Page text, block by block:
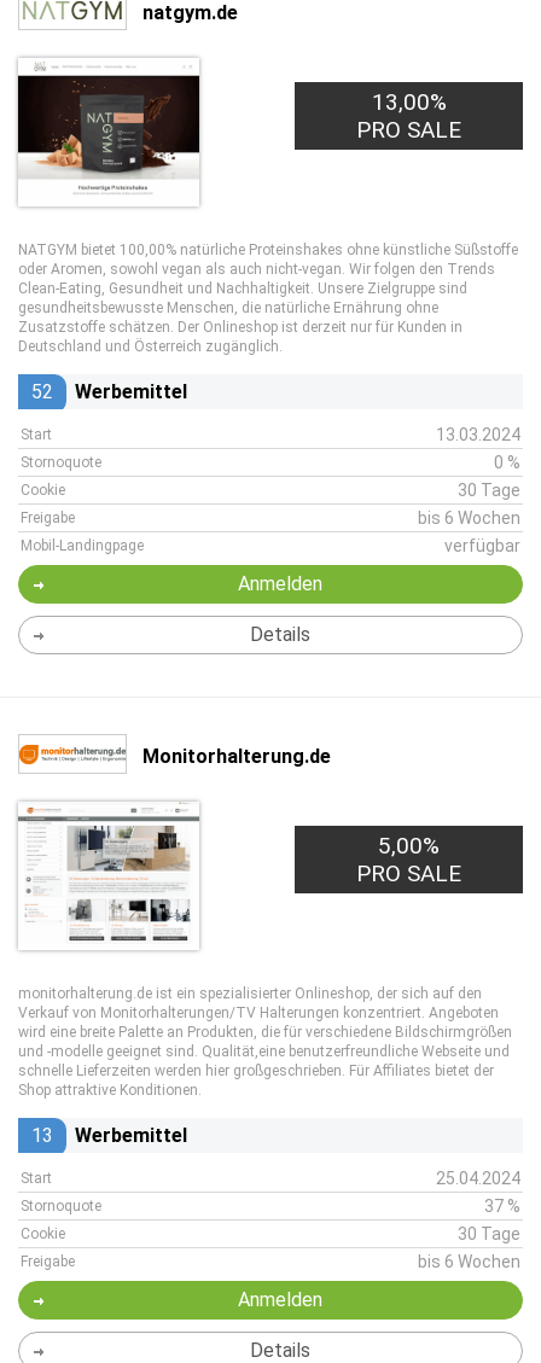
natgym.de
13,00%
PRO SALE
NATGYM bietet 100,00% natürliche Proteinshakes ohne künstliche Süßstoffe
oder Aromen, sowohl vegan als auch nicht-vegan. Wir folgen den Trends
Clean-Eating, Gesundheit und Nachhaltigkeit. Unsere Zielgruppe sind
gesundheitsbewusste Menschen, die natürliche Ernährung ohne
Zusatzstoffe schätzen. Der Onlineshop ist derzeit nur für Kunden in
Deutschland und Österreich zugänglich.
52 Werbemittel
Start 13.03.2024
Stornoquote 0 %
Cookie 30 Tage
Freigabe bis 6 Wochen
Mobil-Landingpage verfügbar
Anmelden
Details
Monitorhalterung.de
5,00%
PRO SALE
monitorhalterung.de ist ein spezialisierter Onlineshop, der sich auf den
Verkauf von Monitorhalterungen/TV Halterungen konzentriert. Angeboten
wird eine breite Palette an Produkten, die für verschiedene Bildschirmgrößen
und -modelle geeignet sind. Qualität,eine benutzerfreundliche Webseite und
schnelle Lieferzeiten werden hier großgeschrieben. Für Affiliates bietet der
Shop attraktive Konditionen.
13 Werbemittel
Start 25.04.2024
Stornoquote 37 %
Cookie 30 Tage
Freigabe bis 6 Wochen
Anmelden
Details